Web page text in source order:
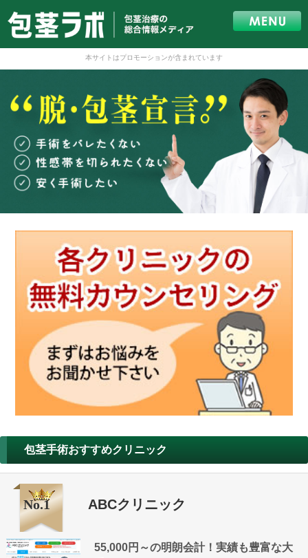
本サイトはプロモーションが含まれています
包茎手術おすすめクリニック
No.1 ABCクリニック
55,000円～の明朗会計！実績も豊富な大